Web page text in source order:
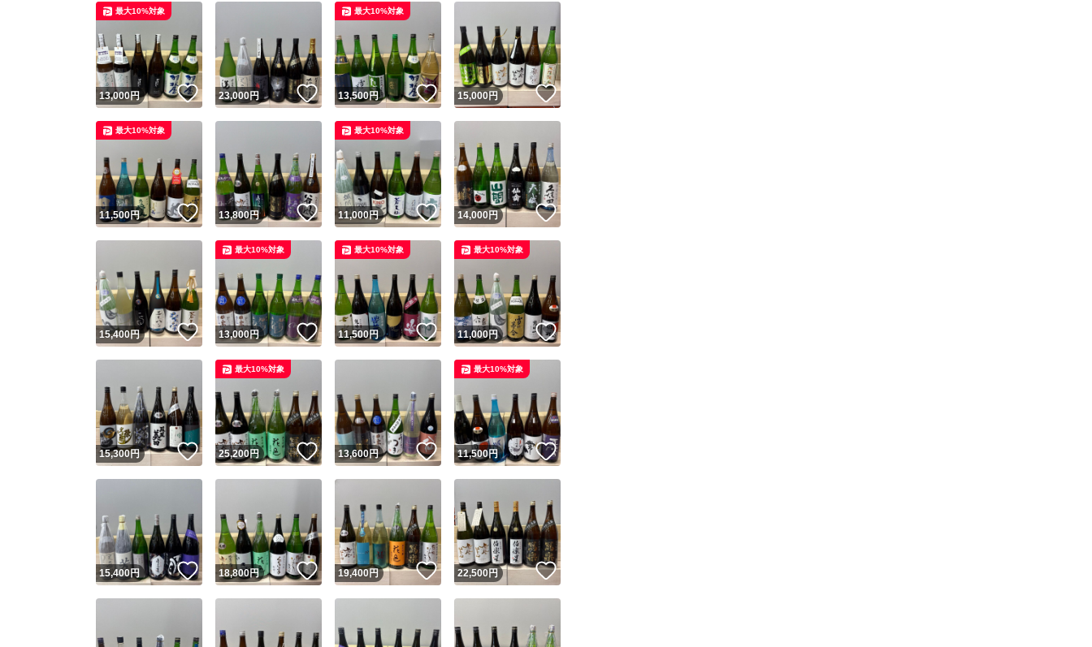
ユーザーの実績について
Yahoo!フリマが定めた一定の基準を満たしたユーザーにバッジを付与しています
安心取引出品者 Yahoo!フリマの基準をクリアした安心・安全なユーザーです
取引実績
取引実績◯+ このユーザーはYahoo!フリマの取引を完了させた実績があります
他フリマ実績◯+ このユーザーは他フリマサービスでの取引実績があります
スピード&安心発送
※このバッジは実績に基づく表示であり、発送を保証しているものではありません
この商品の情報をコピーします
商品画像の無断転載は禁止されています
出品ページへ
13,000円 いいね！
最大10%対象
23,000円 いいね！
13,500円 いいね！
最大10%対象
15,000円 いいね！
11,500円 いいね！
最大10%対象
13,800円 いいね！
11,000円 いいね！
最大10%対象
14,000円 いいね！
15,400円 いいね！
13,000円 いいね！
最大10%対象
11,500円 いいね！
最大10%対象
11,000円 いいね！
最大10%対象
15,300円 いいね！
25,200円 いいね！
最大10%対象
13,600円 いいね！
11,500円 いいね！
最大10%対象
15,400円 いいね！
18,800円 いいね！
19,400円 いいね！
22,500円 いいね！